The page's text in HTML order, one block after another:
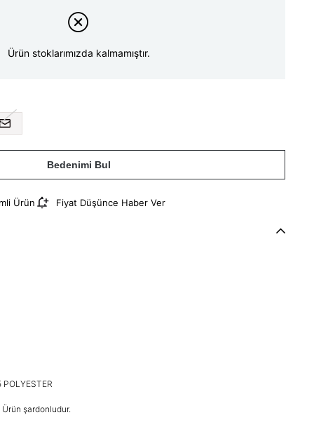
Ürün stoklarımızda kalmamıştır.
Bedenimi Bul
Ürün Fiyat Düşünce Haber Ver
Ürün şardonludur.